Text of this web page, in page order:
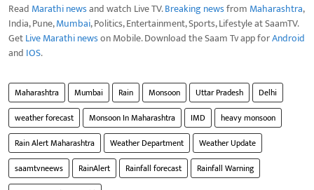
Read Marathi newsand watch Live TV.Breaking newsfrom Maharashtra,
India, Pune,Mumbai, Politics, Entertainment, Sports, Lifestyle at SaamTV.
GetLive Marathi newson Mobile. Download the Saam Tv app forAndroid
and IOS.
Maharashtra Mumbai Rain Monsoon Uttar Pradesh
Delhi
weather forecast
Monsoon In Maharashtra IMD
heavy monsoon
Rain Alert Maharashtra
Weather Department
Weather Update
saamtvneews
RainAlert Rainfall forecast
Rainfall Warning